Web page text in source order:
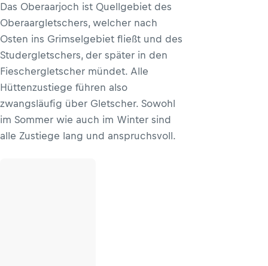
Das Oberaarjoch ist Quellgebiet des
Oberaargletschers, welcher nach
Osten ins Grimselgebiet fließt und des
Studergletschers, der später in den
Fieschergletscher mündet. Alle
Hüttenzustiege führen also
zwangsläufig über Gletscher. Sowohl
im Sommer wie auch im Winter sind
alle Zustiege lang und anspruchsvoll.